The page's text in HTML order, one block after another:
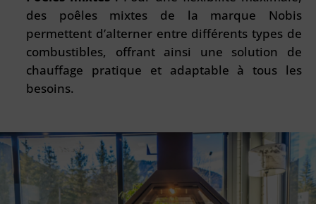
des poêles mixtes de la marque Nobis
permettent d’alterner entre différents types de
combustibles, offrant ainsi une solution de
chauffage pratique et adaptable à tous les
besoins.